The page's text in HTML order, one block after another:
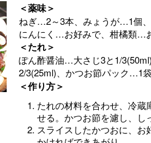
＜薬味＞
ねぎ…2～3本、みょうが…1個
にんにく…お好みで、柑橘類…
＜たれ＞
ぽん酢醤油…大さじ3と1/
2/3(25ml)、かつお節パック…1
＜作り方＞
たれの材料を合わせ、冷蔵
せる。かつお節を濾し、し
スライスしたかつおに、